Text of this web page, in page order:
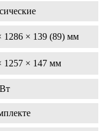
1286 × 139 (89) мм
1257 × 147 мм